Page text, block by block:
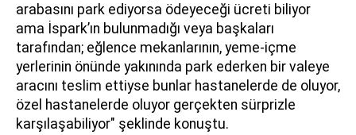
arabasını park ediyorsa ödeyeceği ücreti biliyor
ama İspark’ın bulunmadığı veya başkaları
tarafından; eğlence mekanlarının, yeme-içme
yerlerinin önünde yakınında park ederken bir valeye
aracını teslim ettiyse bunlar hastanelerde de oluyor,
özel hastanelerde oluyor gerçekten sürprizle
karşılaşabiliyor" şeklinde konuştu.